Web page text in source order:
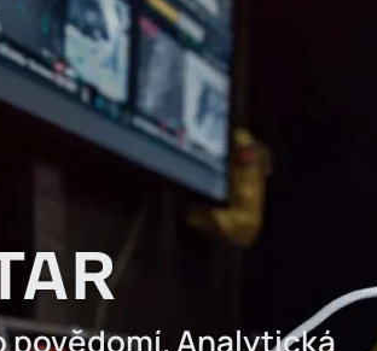
povědomí. Analytická